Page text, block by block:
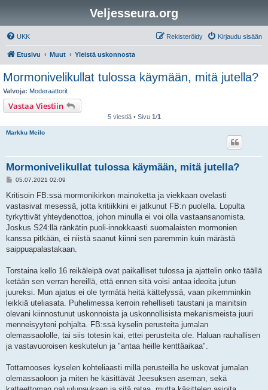
Veljesseura.org
UKK Kirjaudu sisään
Rekisteröidy
Etusivu Muut Yleistä uskonnosta
Mormonivelikullat tulossa käymään, mitä jutella?
Valvoja: Moderaattorit
Vastaa Viestiin
5 viestiä • Sivu 1/1
Markku Meilo
Mormonivelikullat tulossa käymään, mitä jutella?
V
e
t
i
05.07.2021 02:09
Kritisoin FB:ssä mormonikirkon mainoketta ja viekkaan ovelasti
vastasivat mesessä, jotta kritiikkini ei jatkunut FB:n puolella. Lopulta
tyrkyttivät yhteydenottoa, johon minulla ei voi olla vastaansanomista.
Joskus S24:llä ränkätin puoli-innokkaasti suomalaisten mormonien
kanssa pitkään, ei niistä saanut kiinni sen paremmin kuin märästä
saippuapalastakaan.
Torstaina kello 16 reikäleipä ovat paikalliset tulossa ja ajattelin onko täällä
ketään sen verran hereillä, että ennen sitä voisi antaa ideoita jutun
juureksi. Mun ajatus ei ole tyrmätä heitä kättelyssä, vaan pikemminkin
leikkiä uteliasata. Puhelimessa kerroin rehelliseti taustani ja mainitsin
olevani kiinnostunut uskonnoista ja uskonnollisista mekanismeista juuri
menneisyyteni pohjalta. FB:ssä kyselin perusteita jumalan
olemassaololle, tai siis totesin kai, ettei perusteita ole. Haluan rauhallisen
ja vastavuoroisen keskutelun ja "antaa heille kenttäaikaa".
Tottamooses kyselen kohteliaasti millä perusteilla he uskovat jumalan
olemassaoloon ja miten he käsittävät Jeesuksen aseman, sekä